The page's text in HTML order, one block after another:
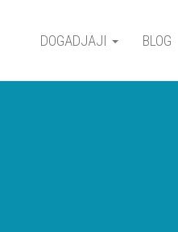
DOGADJAJI BLOG